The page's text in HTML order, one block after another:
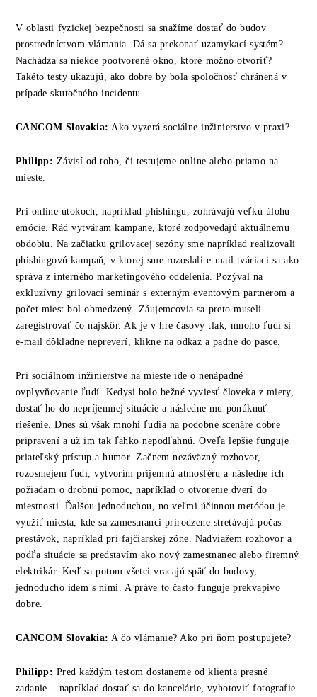
V oblasti fyzickej bezpečnosti sa snažíme dostať do budov
prostredníctvom vlámania. Dá sa prekonať uzamykací systém?
Nachádza sa niekde pootvorené okno, ktoré možno otvoriť?
Takéto testy ukazujú, ako dobre by bola spoločnosť chránená v
prípade skutočného incidentu.
CANCOMSlovakia: Ako vyzerá sociálne inžinierstvo v praxi?
Philipp: Závisí od toho, či testujeme online alebo priamo na
mieste.
Pri online útokoch, napríklad phishingu, zohrávajú veľkú úlohu
emócie. Rád vytváram kampane, ktoré zodpovedajú aktuálnemu
obdobiu. Na začiatku grilovacej sezóny sme napríklad realizovali
phishingovú kampaň, v ktorej sme rozoslali e-mail tváriaci sa ako
správa z interného marketingového oddelenia. Pozýval na
exkluzívny grilovací seminár s externým eventovým partnerom a
počet miest bol obmedzený. Záujemcovia sa preto museli
zaregistrovať čo najskôr. Ak je v hre časový tlak, mnoho ľudí si
e-mail dôkladne nepreverí, klikne na odkaz a padne do pasce.
Pri sociálnom inžinierstve na mieste ide o nenápadné
ovplyvňovanie ľudí. Kedysi bolo bežné vyviesť človeka z miery,
dostať ho do nepríjemnej situácie a následne mu ponúknuť
riešenie. Dnes sú však mnohí ľudia na podobné scenáre dobre
pripravení a už im tak ľahko nepodľahnú. Oveľa lepšie funguje
priateľský prístup a humor. Začnem nezáväzný rozhovor,
rozosmejem ľudí, vytvorím príjemnú atmosféru a následne ich
požiadam o drobnú pomoc, napríklad o otvorenie dverí do
miestnosti. Ďalšou jednoduchou, no veľmi účinnou metódou je
využiť miesta, kde sa zamestnanci prirodzene stretávajú počas
prestávok, napríklad pri fajčiarskej zóne. Nadviažem rozhovor a
podľa situácie sa predstavím ako nový zamestnanec alebo firemný
elektrikár. Keď sa potom všetci vracajú späť do budovy,
jednoducho idem s nimi. A práve to často funguje prekvapivo
dobre.
CANCOMSlovakia: A čo vlámanie? Ako pri ňom postupujete?
Philipp: Pred každým testom dostaneme od klienta presné
zadanie – napríklad dostať sa do kancelárie, vyhotoviť fotografie